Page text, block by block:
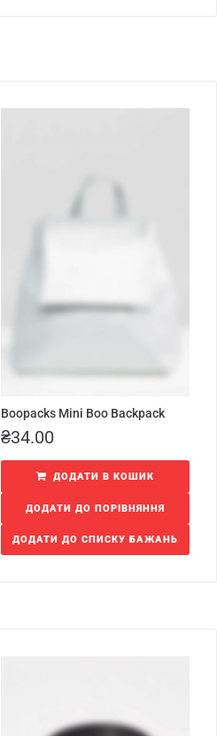
Boopacks Mini Boo Backpack
₴34.00
ДОДАТИ В КОШИК
ДОДАТИ ДО ПОРІВНЯННЯ
ДОДАТИ ДО СПИСКУ БАЖАНЬ